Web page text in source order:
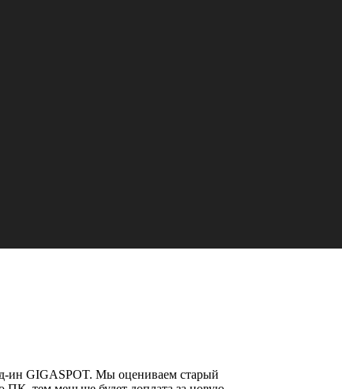
ин GIGASPOT. Мы оцениваем старый